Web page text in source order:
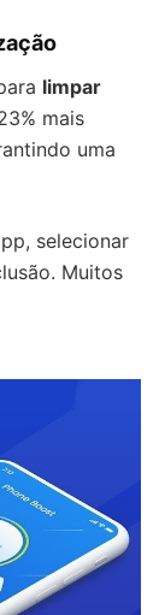
limpar
mais
uma
selecionar
Muitos